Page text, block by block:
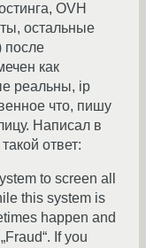
OVH
остальные
после
как
реальны, ip
что, пишу
Написал в
ответ:
to screen all
this system is
happen and
If you